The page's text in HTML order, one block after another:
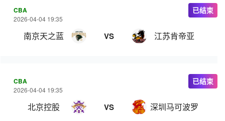
CBA
2026-04-04 19:35
南京天之蓝 VS 江苏肯帝亚
已结束
CBA
2026-04-04 19:35
北京控股 VS 深圳马可波罗
已结束